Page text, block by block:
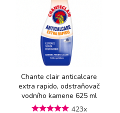
Chante clair anticalcare
extra rapido, odstraňovač
vodního kamene 625 ml
423x